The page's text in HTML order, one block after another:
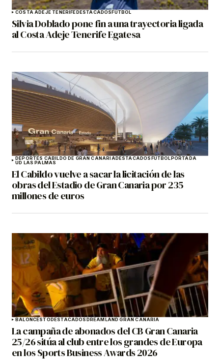
COSTA ADEJE TENERIFEDESTACADOSFÚTBOL
Silvia Doblado pone fin a una trayectoria ligada
al Costa Adeje Tenerife Egatesa
DEPORTES CABILDO DE GRAN CANARIADESTACADOSFÚTBOLPORTADA
UD LAS PALMAS
El Cabildo vuelve a sacar la licitación de las
obras del Estadio de Gran Canaria por 235
millones de euros
BALONCESTODESTACADOSDREAMLAND GRAN CANARIA
La campaña de abonados del CB Gran Canaria
25/26 sitúa al club entre los grandes de Europa
en los Sports Business Awards 2026